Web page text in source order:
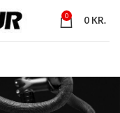
0 0 KR.